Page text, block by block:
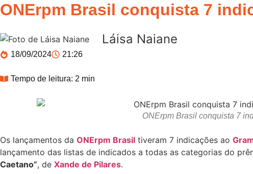
ONErpm Brasil conquista 7
Láisa Naiane
18/09/2024 21:26
Tempo de leitura: 2 min
ONErpm Brasil conquista 7
Os lançamentos da ONErpm Brasil tiveram 7 indicações ao
lançamento das listas de indicados a todas as categorias do
Caetano”, de Xande de Pilares.